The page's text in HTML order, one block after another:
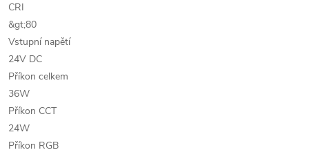
CRI
&gt;80
Vstupní napětí
24V DC
Příkon celkem
36W
Příkon CCT
24W
Příkon RGB